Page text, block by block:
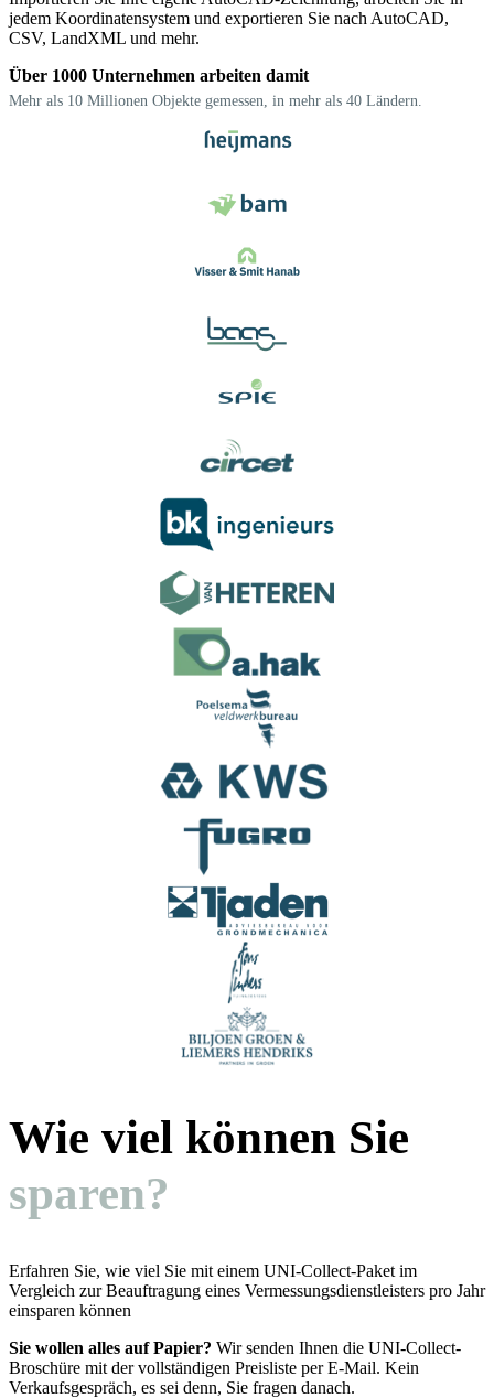
jedem Koordinatensystem und exportieren Sie nach AutoCAD,
CSV, LandXML und mehr.
Über 1000 Unternehmen arbeiten damit
Mehr als 10 Millionen Objekte gemessen, in mehr als 40 Ländern.
Wie viel können Sie
sparen?
Erfahren Sie, wie viel Sie mit einem UNI-Collect-Paket im
Vergleich zur Beauftragung eines Vermessungsdienstleisters pro Jahr
einsparen können
Sie wollen alles auf Papier? Wir senden Ihnen die UNI-Collect-
Broschüre mit der vollständigen Preisliste per E-Mail. Kein
Verkaufsgespräch, es sei denn, Sie fragen danach.